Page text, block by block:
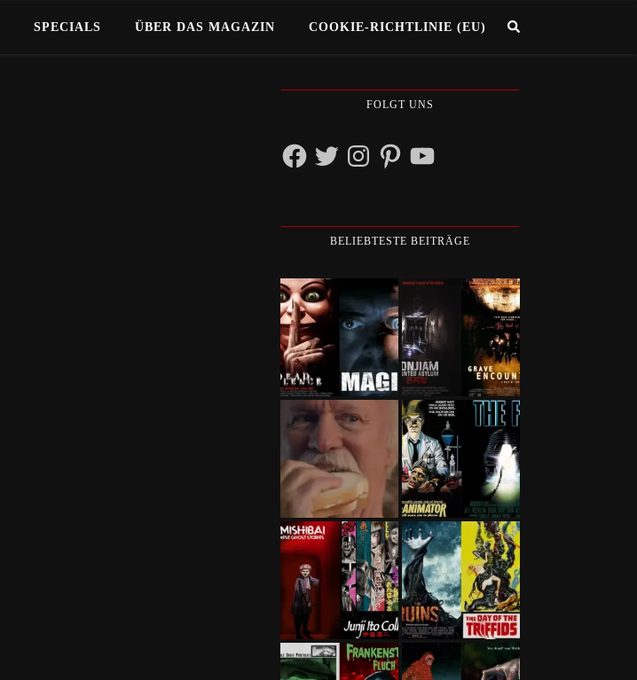
SPECIALS ÜBER DAS MAGAZIN COOKIE-RICHTLINIE (EU)
FOLGT UNS
FacebookTwitterInstagramPinterestYouTube
BELIEBTESTE BEITRÄGE